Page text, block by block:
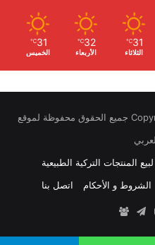
31
℃
الثلاثاء
32
℃
الأربعاء
31
℃
الخميس
© Copyright 2026, arab-turkey.com.tr جميع الحقوق محفوظة لموقع
المنتجات التركية الطبيعية
الشروط و الأحكام اتصل بنا